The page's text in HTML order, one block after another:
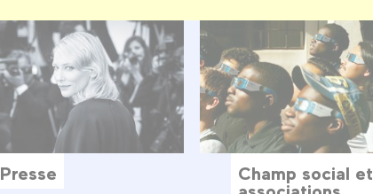
Presse
Champ social et